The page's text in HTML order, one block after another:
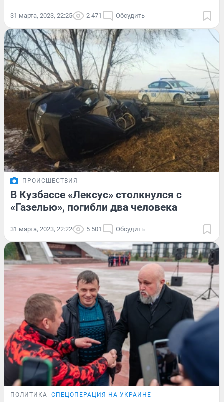
31 марта, 2023, 22:25 2 471 Обсудить
ПРОИСШЕСТВИЯ
В Кузбассе «Лексус» столкнулся с
«Газелью», погибли два человека
31 марта, 2023, 22:22 5 501 Обсудить
ПОЛИТИКА СПЕЦОПЕРАЦИЯ НА УКРАИНЕ